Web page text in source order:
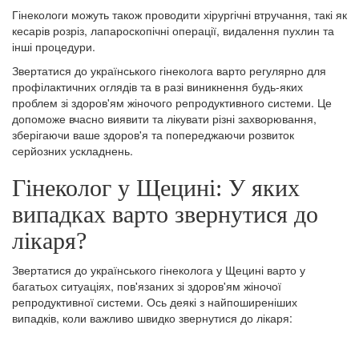
Гінекологи можуть також проводити хірургічні втручання, такі як
кесарів розріз, лапароскопічні операції, видалення пухлин та
інші процедури.
Звертатися до українського гінеколога варто регулярно для
профілактичних оглядів та в разі виникнення будь-яких
проблем зі здоров'ям жіночого репродуктивного системи. Це
допоможе вчасно виявити та лікувати різні захворювання,
зберігаючи ваше здоров'я та попереджаючи розвиток
серйозних ускладнень.
Гінеколог у Щецині: У яких
випадках варто звернутися до
лікаря?
Звертатися до українського гінеколога у Щецині варто у
багатьох ситуаціях, пов'язаних зі здоров'ям жіночої
репродуктивної системи. Ось деякі з найпоширеніших
випадків, коли важливо швидко звернутися до лікаря: